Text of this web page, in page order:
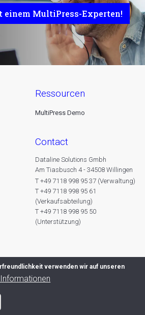
einem MultiPress-Experten!
ressourcen
MultiPress Demo
contact
Dataline Solutions Gmbh
Am Tiasbusch 4 - 34508 Willingen
T +49 7118 998 95 37 (Verwaltung)
T +49 7118 998 95 61
(Verkaufsabteilung)
T +49 7118 998 95 50
(Unterstützung)
All rights reserved -
verwenden wir auf unseren